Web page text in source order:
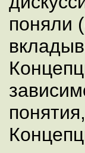
поняли